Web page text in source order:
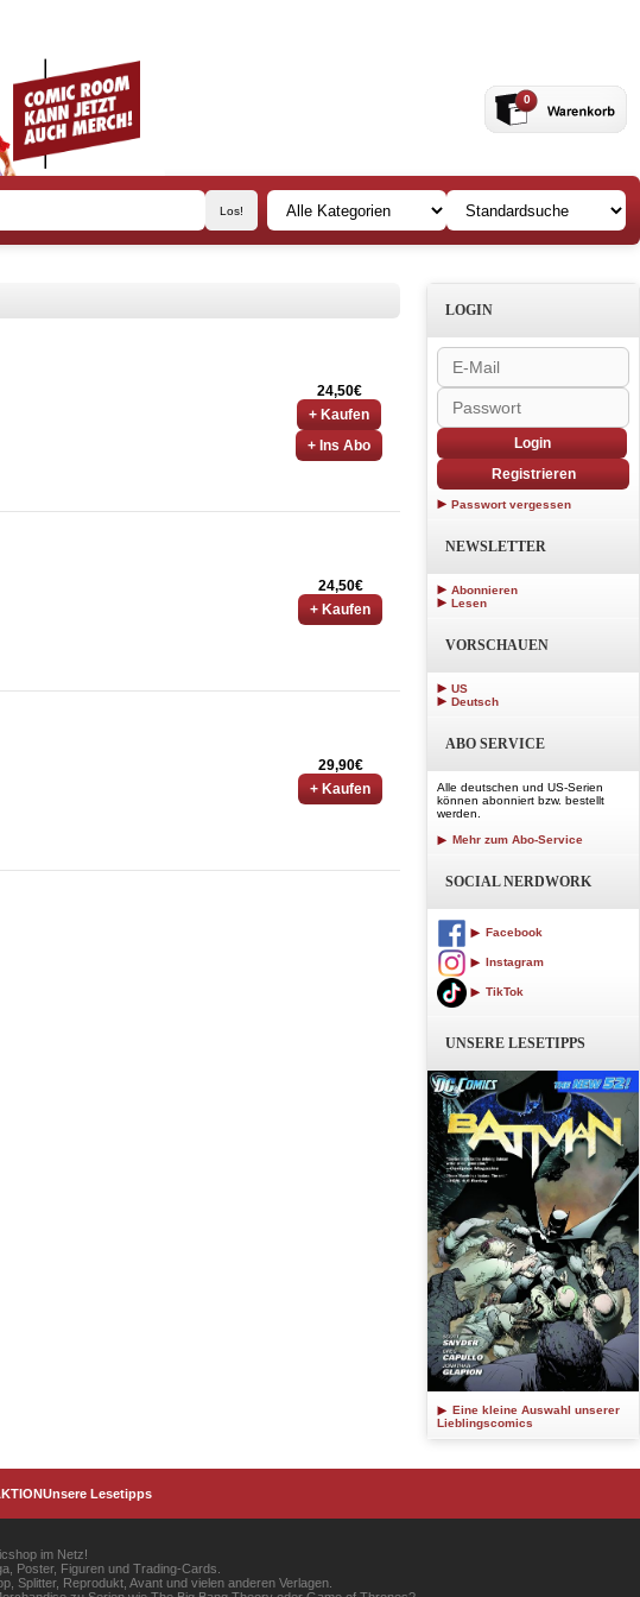
0
24,50€
+ Kaufen
+ Ins Abo
24,50€
+ Kaufen
29,90€
+ Kaufen
LOGIN
Login
Registrieren
Passwort vergessen
NEWSLETTER
Abonnieren
Lesen
VORSCHAUEN
US
Deutsch
ABO SERVICE
Alle deutschen und US-Serien
können abonniert bzw. bestellt
werden.
Mehr zum Abo-Service
SOCIAL NERDWORK
Facebook
Instagram
TikTok
UNSERE LESETIPPS
Eine kleine Auswahl unserer
Lieblingscomics
Unsere Lesetipps
im Netz!
Poster, Figuren und Trading-Cards.
Splitter, Reprodukt, Avant und vielen anderen Verlagen.